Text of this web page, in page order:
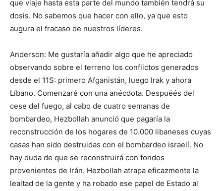
que viaje hasta esta parte del mundo también tendrá su
dosis. No sabemos que hacer con ello, ya que esto
augura el fracaso de nuestros líderes.
Anderson: Me gustaría añadir algo que he apreciado
observando sobre el terreno los conflictos generados
desde el 11S: primero Afganistán, luego Irak y ahora
Líbano. Comenzaré con una anécdota. Despuéés del
cese del fuego, al cabo de cuatro semanas de
bombardeo, Hezbollah anunció que pagaría la
reconstrucción de los hogares de 10.000 libaneses cuyas
casas han sido destruidas con el bombardeo israelí. No
hay duda de que se reconstruirá con fondos
provenientes de Irán. Hezbollah atrapa eficazmente la
lealtad de la gente y ha robado ese papel de Estado al